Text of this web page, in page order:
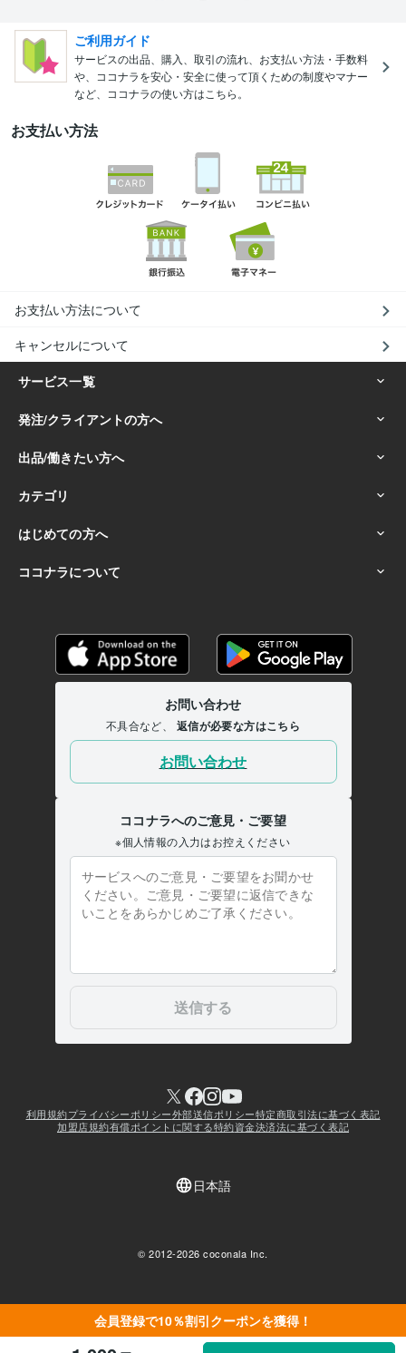
会員登録で10％割引クーポンを獲得！
ご利用ガイド
サービスの出品、購入、取引の流れ、お支払い方法・手数料
や、ココナラを安心・安全に使って頂くための制度やマナー
など、ココナラの使い方はこちら。
お支払い方法
お支払い方法について
キャンセルについて